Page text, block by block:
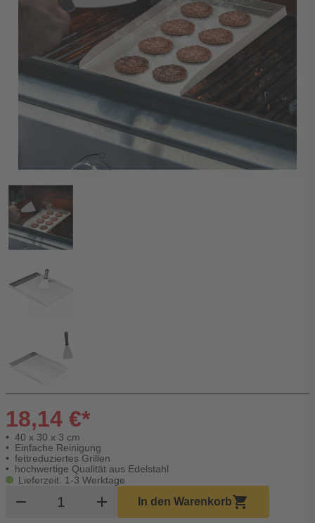
18,14 €*
40 x 30 x 3 cm
Einfache Reinigung
fettreduziertes Grillen
hochwertige Qualität aus Edelstahl
Lieferzeit: 1-3 Werktage
remove Produkt Warenkorb Menge
add In den Warenkorbshopping_cart